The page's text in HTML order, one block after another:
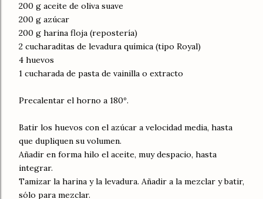
200 g aceite de oliva suave
200 g azúcar
200 g harina floja (repostería)
2 cucharaditas de levadura química (tipo Royal)
4 huevos
1 cucharada de pasta de vainilla o extracto
Precalentar el horno a 180º.
Batir los huevos con el azúcar a velocidad media, hasta
que dupliquen su volumen.
Añadir en forma hilo el aceite, muy despacio, hasta
integrar.
Tamizar la harina y la levadura. Añadir a la mezclar y batir,
sólo para mezclar.